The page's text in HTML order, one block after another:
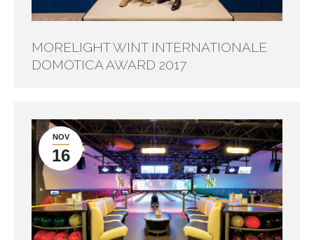
MORELIGHT WINT INTERNATIONALE
DOMOTICA AWARD 2017
NOV
16